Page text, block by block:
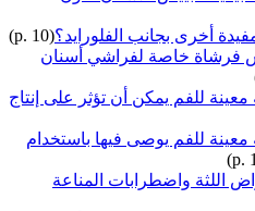
أخرى بجانب الفلورايد؟(p. 10)
خاصة لفراشي أسنان
للفم يمكن أن تؤثر على إنتاج
للفم يوصى فيها باستخدام
اللثة واضطرابات المناعة